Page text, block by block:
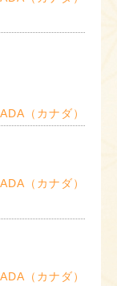
（カナダ）
（カナダ）
（カナダ）